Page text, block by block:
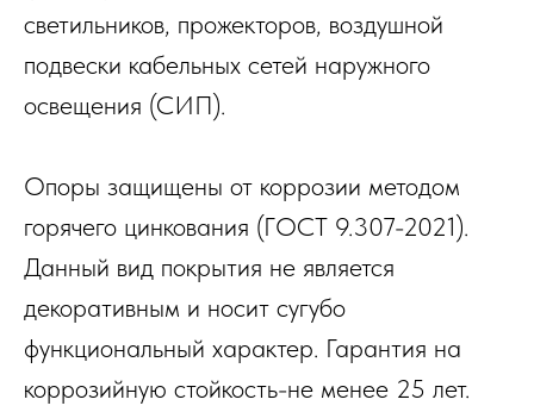
светильников, прожекторов, воздушной
подвески кабельных сетей наружного
освещения (СИП).
Опоры защищены от коррозии методом
горячего цинкования (ГОСТ 9.307-2021).
Данный вид покрытия не является
декоративным и носит сугубо
функциональный характер. Гарантия на
коррозийную стойкость-не менее 25 лет.